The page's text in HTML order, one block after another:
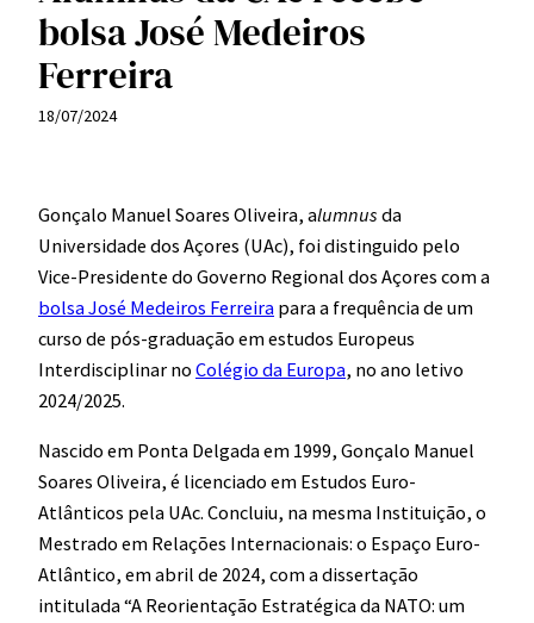
bolsa José Medeiros
Ferreira
18/07/2024
Gonçalo Manuel Soares Oliveira, alumnus da
Universidade dos Açores (UAc), foi distinguido pelo
Vice-Presidente do Governo Regional dos Açores com a
bolsa José Medeiros Ferreira para a frequência de um
curso de pós-graduação em estudos Europeus
Interdisciplinar no Colégio da Europa, no ano letivo
2024/2025.
Nascido em Ponta Delgada em 1999, Gonçalo Manuel
Soares Oliveira, é licenciado em Estudos Euro-
Atlânticos pela UAc. Concluiu, na mesma Instituição, o
Mestrado em Relações Internacionais: o Espaço Euro-
Atlântico, em abril de 2024, com a dissertação
intitulada “A Reorientação Estratégica da NATO: um